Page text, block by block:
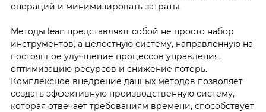
операций и минимизировать затраты.
Методы lean представляют собой не просто набор
инструментов, а целостную систему, направленную на
постоянное улучшение процессов управления,
оптимизацию ресурсов и снижение потерь.
Комплексное внедрение данных методов позволяет
создать эффективную производственную систему,
которая отвечает требованиям времени, способствует